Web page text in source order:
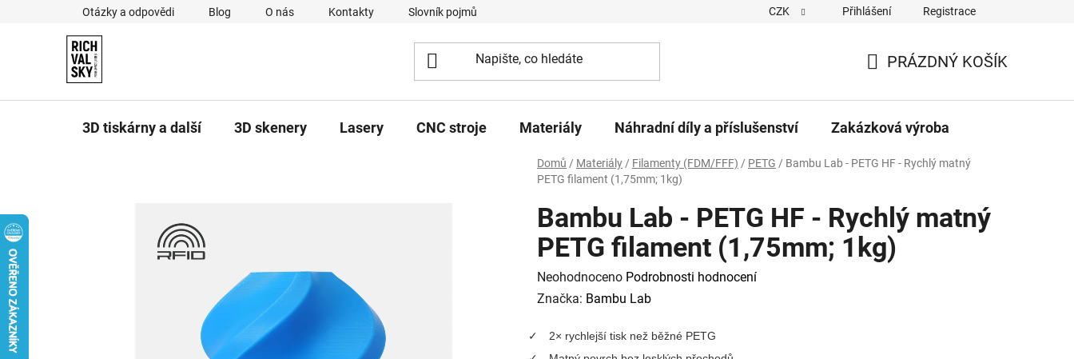
Otázky a odpovědi Blog O nás Kontakty Slovník pojmů CZK Přihlášení Registrace
KOŠÍK
PRÁZDNÝ KOŠÍK
3D tiskárny a další 3D skenery Lasery CNC stroje Materiály Náhradní díly a příslušenství Zakázková výroba
Domů / Materiály / Filamenty (FDM/FFF) / PETG / Bambu Lab - PETG HF - Rychlý matný
PETG filament (1,75mm; 1kg)
Bambu Lab - PETG HF - Rychlý matný
PETG filament (1,75mm; 1kg)
Průměrné
hodnocení
Neohodnoceno Podrobnosti hodnocení
Značka: Bambu Lab
2× rychlejší tisk než běžné PETG